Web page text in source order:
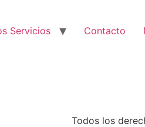
Servicios Contacto
Todos los